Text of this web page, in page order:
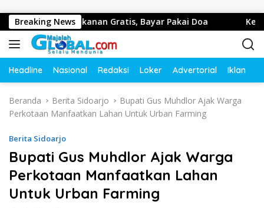
Breaking News
Bagikan Makanan Gratis, Bayar Pakai Doa Kepala
Headline Nasional Redaksi Loker Advertorial Iklan
Beranda Berita Sidoarjo
Bupati Gus Muhdlor Ajak Warga
Perkotaan Manfaatkan Lahan Untuk Urban Farming
Berita Sidoarjo
Bupati Gus Muhdlor Ajak Warga
Perkotaan Manfaatkan Lahan
Untuk Urban Farming